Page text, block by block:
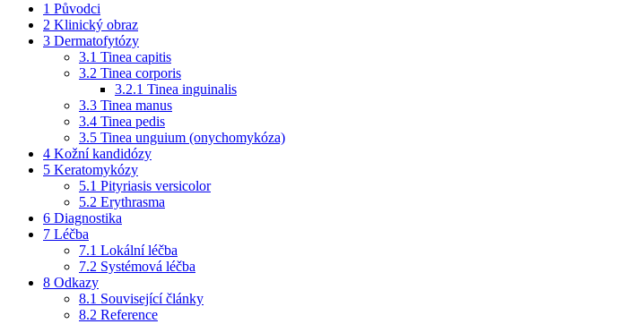
1 Původci
2 Klinický obraz
3 Dermatofytózy
3.1 Tinea capitis
3.2 Tinea corporis
3.2.1 Tinea inguinalis
3.3 Tinea manus
3.4 Tinea pedis
3.5 Tinea unguium (onychomykóza)
4 Kožní kandidózy
5 Keratomykózy
5.1 Pityriasis versicolor
5.2 Erythrasma
6 Diagnostika
7 Léčba
7.1 Lokální léčba
7.2 Systémová léčba
8 Odkazy
8.1 Související články
8.2 Reference